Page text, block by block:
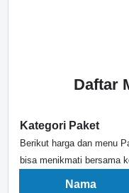
Daftar
Kategori Paket
Berikut harga dan menu
bisa menikmati bersama
Nama